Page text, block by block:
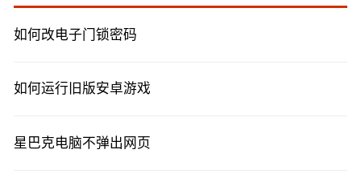
如何改电子门锁密码
如何运行旧版安卓游戏
星巴克电脑不弹出网页